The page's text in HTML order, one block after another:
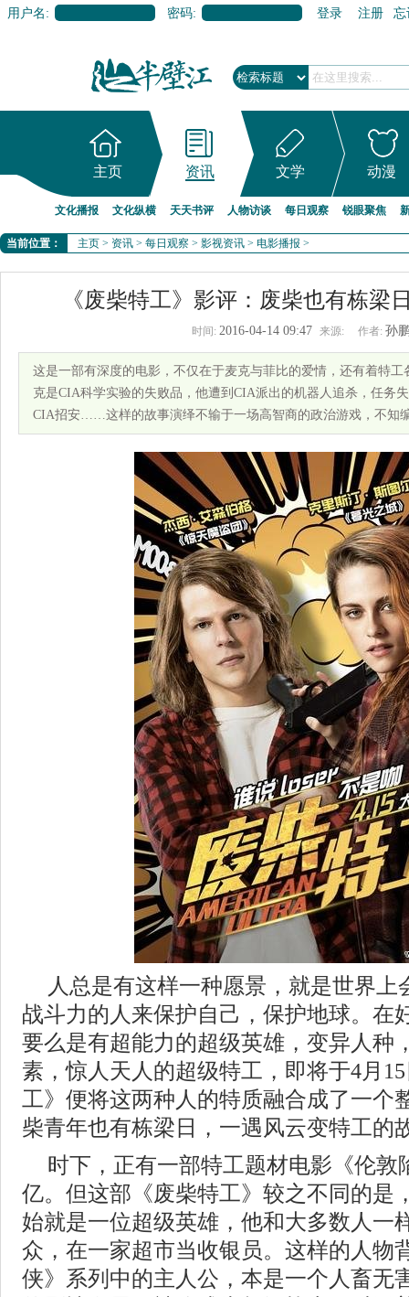
用户名: 密码: 登录 注册 忘
主页 资讯 文学 动漫
文化播报 文化纵横 天天书评 人物访谈 每日观察 锐眼聚焦
当前位置： 主页 > 资讯 > 每日观察 > 影视资讯 > 电影播报 >
《废柴特工》影评：废柴也有栋梁
时间: 2016-04-14 09:47 来源: 作者: 孙
这是一部有深度的电影，不仅在于麦克与菲比的爱情，还有着特
克是CIA科学实验的失败品，他遭到CIA派出的机器人追杀，任务
CIA招安……这样的故事演绎不输于一场高智商的政治游戏，不知
人总是有这样一种愿景，就是世界
战斗力的人来保护自己，保护地球。在
要么是有超能力的超级英雄，变异人种
素，惊人天人的超级特工，即将于4月
工》便将这两种人的特质融合成了一个
柴青年也有栋梁日，一遇风云变特工的
时下，正有一部特工题材电影《伦敦
亿。但这部《废柴特工》较之不同的是
始就是一位超级英雄，他和大多数人一
众，在一家超市当收银员。这样的人物
侠》系列中的主人公，本是一个人畜无